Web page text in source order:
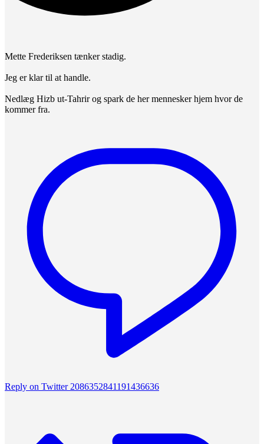
Mette Frederiksen tænker stadig.
Jeg er klar til at handle.
Nedlæg Hizb ut-Tahrir og spark de her mennesker hjem hvor de
kommer fra.
Reply on Twitter 2086352841191436636